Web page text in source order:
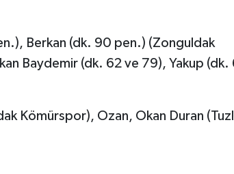
Berkan (dk. 90 pen.) (Zonguldak
Baydemir (dk. 62 ve 79), Yakup (dk.
Kömürspor), Ozan, Okan Duran